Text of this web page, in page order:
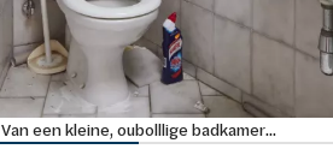
Van een kleine, oubolllige badkamer...